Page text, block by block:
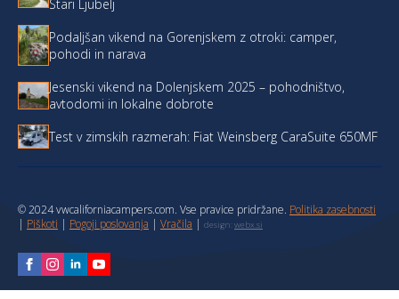
Stari Ljubelj
Podaljšan vikend na Gorenjskem z otroki: camper,
pohodi in narava
Jesenski vikend na Dolenjskem 2025 – pohodništvo,
avtodomi in lokalne dobrote
Test v zimskih razmerah: Fiat Weinsberg CaraSuite 650MF
© 2024 vwcaliforniacampers.com. Vse pravice pridržane. Politika zasebnosti
| Piškoti | Pogoji poslovanja | Vračila | design:webx.si